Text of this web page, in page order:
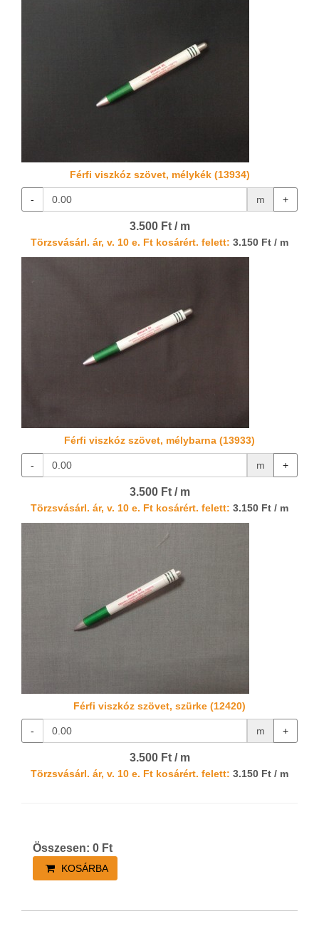
Férfi viszkóz szövet, mélykék (13934)
- m +
3.500 Ft / m
Törzsvásárl. ár, v. 10 e. Ft kosárért. felett: 3.150 Ft / m
Férfi viszkóz szövet, mélybarna (13933)
- m +
3.500 Ft / m
Törzsvásárl. ár, v. 10 e. Ft kosárért. felett: 3.150 Ft / m
Férfi viszkóz szövet, szürke (12420)
- m +
3.500 Ft / m
Törzsvásárl. ár, v. 10 e. Ft kosárért. felett: 3.150 Ft / m
Összesen: 0 Ft
KOSÁRBA